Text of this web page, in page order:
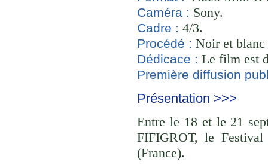
Caméra : Sony.
Cadre : 4/3.
Procédé : Noir et
Dédicace : Le film est
Première diffusion
Présentation >>>
Entre le 18 et le 21
FIFIGROT, le
(France).